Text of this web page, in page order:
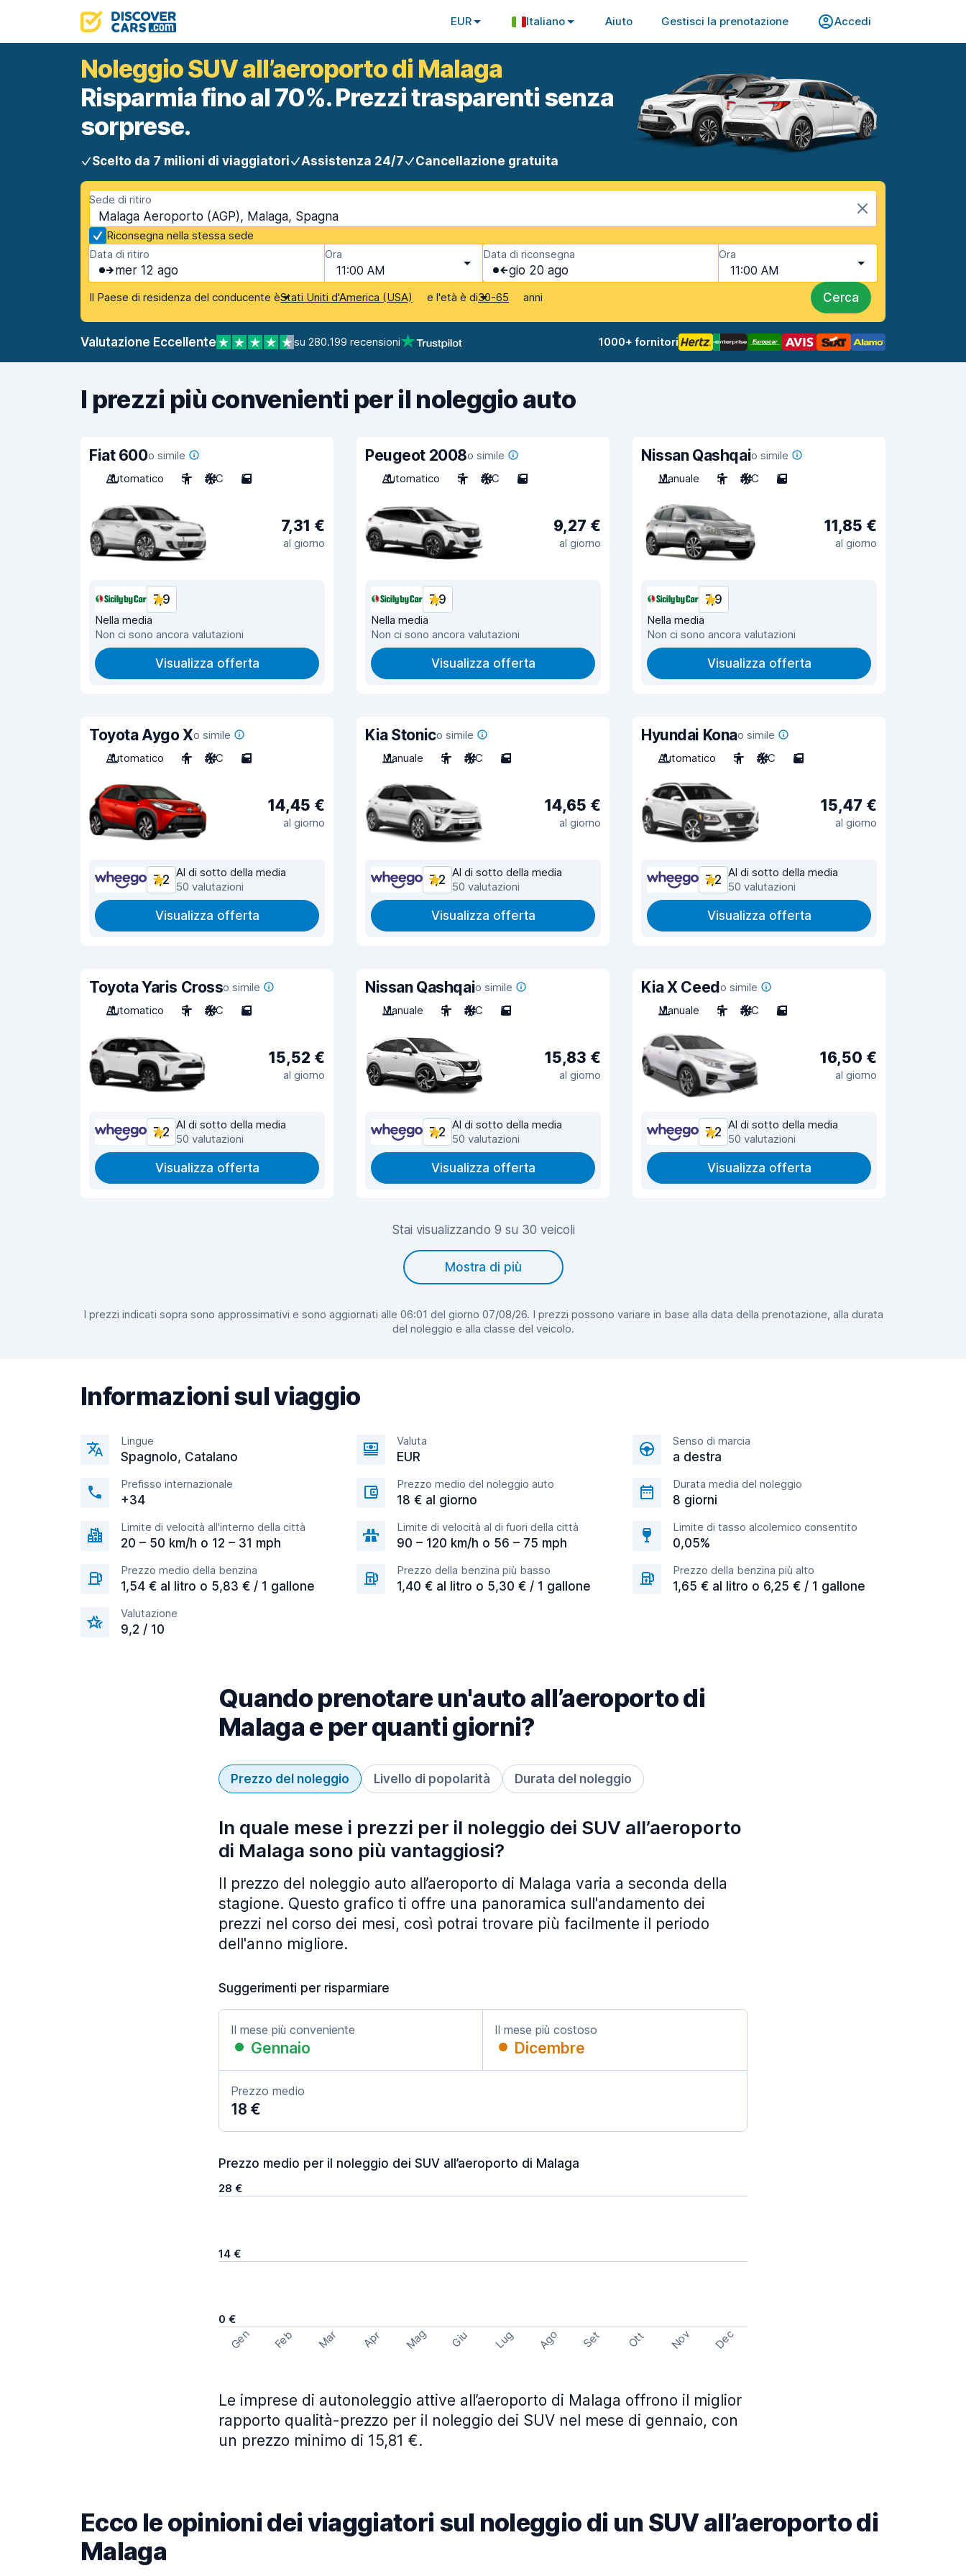
EUR Italiano Aiuto Gestisci la prenotazione Accedi
Noleggio SUV all’aeroporto di Malaga
Risparmia fino al 70%. Prezzi trasparenti senza
sorprese.
Scelto da 7 milioni di viaggiatori Assistenza 24/7 Cancellazione gratuita
Sede di ritiro
Malaga Aeroporto (AGP), Malaga, Spagna
Riconsegna nella stessa sede
Data di ritiro
mer 12 ago
Ora
11:00 AM
Data di riconsegna
gio 20 ago
Ora
11:00 AM
Il Paese di residenza del conducente èStati Uniti d'America (USA) e l'età è di30-65 anni Cerca
Valutazione Eccellente su 280.199 recensioni 1000+ fornitori
I prezzi più convenienti per il noleggio auto
Fiat 600o simile
Automatico
5 A/C 5
7,31 €
al giorno
7,9
Nella media
Non ci sono ancora valutazioni
Visualizza offerta
Peugeot 2008o simile
Automatico
5 A/C 5
9,27 €
al giorno
7,9
Nella media
Non ci sono ancora valutazioni
Visualizza offerta
Nissan Qashqaio simile
Manuale
5 A/C 5
11,85 €
al giorno
7,9
Nella media
Non ci sono ancora valutazioni
Visualizza offerta
Toyota Aygo Xo simile
Automatico
4 A/C 5
14,45 €
al giorno
7,2
Al di sotto della media
50 valutazioni
Visualizza offerta
Kia Stonico simile
Manuale
5 A/C 5
14,65 €
al giorno
7,2
Al di sotto della media
50 valutazioni
Visualizza offerta
Hyundai Konao simile
Automatico
5 A/C 5
15,47 €
al giorno
7,2
Al di sotto della media
50 valutazioni
Visualizza offerta
Toyota Yaris Crosso simile
Automatico
5 A/C 5
15,52 €
al giorno
7,2
Al di sotto della media
50 valutazioni
Visualizza offerta
Nissan Qashqaio simile
Manuale
5 A/C 5
15,83 €
al giorno
7,2
Al di sotto della media
50 valutazioni
Visualizza offerta
Kia X Ceedo simile
Manuale
5 A/C 5
16,50 €
al giorno
7,2
Al di sotto della media
50 valutazioni
Visualizza offerta
Stai visualizzando 9 su 30 veicoli
Mostra di più
I prezzi indicati sopra sono approssimativi e sono aggiornati alle 06:01 del giorno 07/08/26. I prezzi possono variare in base alla data della prenotazione, alla durata
del noleggio e alla classe del veicolo.
Informazioni sul viaggio
Lingue
Spagnolo, Catalano
Valuta
EUR
Senso di marcia
a destra
Prefisso internazionale
+34
Prezzo medio del noleggio auto
18 € al giorno
Durata media del noleggio
8 giorni
Limite di velocità all'interno della città
20 – 50 km/h o 12 – 31 mph
Limite di velocità al di fuori della città
90 – 120 km/h o 56 – 75 mph
Limite di tasso alcolemico consentito
0,05%
Prezzo medio della benzina
1,54 € al litro o 5,83 € / 1 gallone
Prezzo della benzina più basso
1,40 € al litro o 5,30 € / 1 gallone
Prezzo della benzina più alto
1,65 € al litro o 6,25 € / 1 gallone
Valutazione
9,2 / 10
Quando prenotare un'auto all’aeroporto di
Malaga e per quanti giorni?
Prezzo del noleggio Livello di popolarità Durata del noleggio
In quale mese i prezzi per il noleggio dei SUV all’aeroporto
di Malaga sono più vantaggiosi?
Il prezzo del noleggio auto all’aeroporto di Malaga varia a seconda della
stagione. Questo grafico ti offre una panoramica sull'andamento dei
prezzi nel corso dei mesi, così potrai trovare più facilmente il periodo
dell'anno migliore.
Suggerimenti per risparmiare
Il mese più conveniente
Gennaio
Il mese più costoso
Dicembre
Prezzo medio
18 €
Prezzo medio per il noleggio dei SUV all’aeroporto di Malaga
28 €
14 €
0 €
Gen Feb Mar Apr Mag Giu Lug Ago Set Ott Nov Dec
Le imprese di autonoleggio attive all’aeroporto di Malaga offrono il miglior
rapporto qualità-prezzo per il noleggio dei SUV nel mese di gennaio, con
un prezzo minimo di 15,81 €.
Ecco le opinioni dei viaggiatori sul noleggio di un SUV all’aeroporto di
Malaga